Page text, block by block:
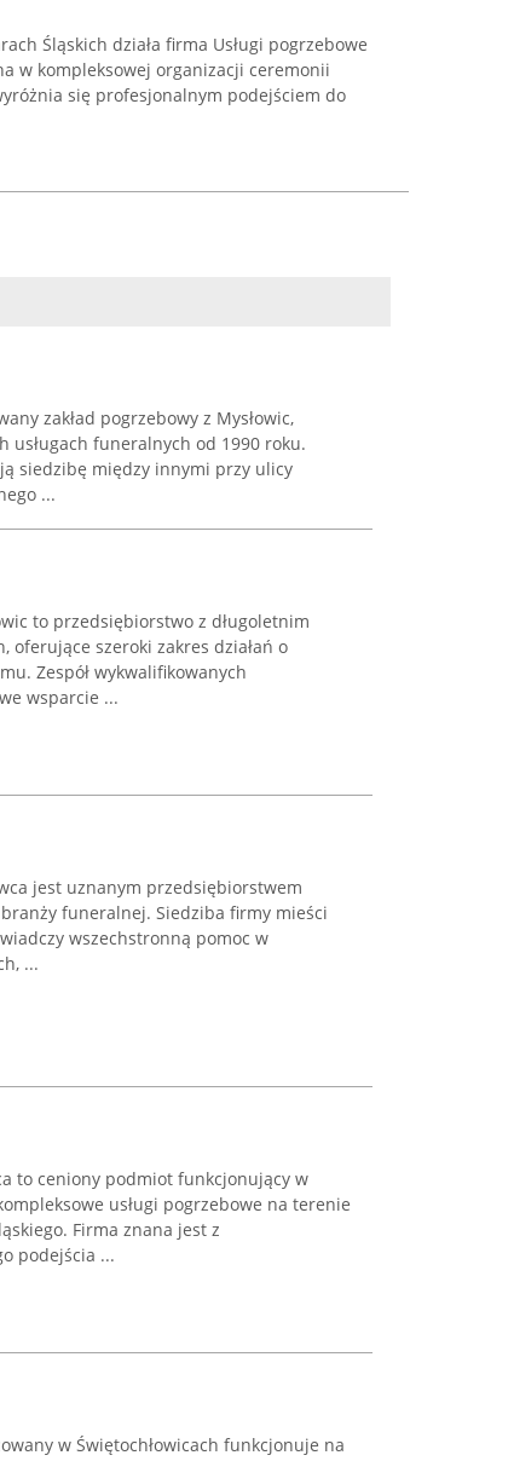
Śląskich działa firma Usługi pogrzebowe
w kompleksowej organizacji ceremonii
się profesjonalnym podejściem do
zakład pogrzebowy z Mysłowic,
usługach funeralnych od 1990 roku.
siedzibę między innymi przy ulicy
...
to przedsiębiorstwo z długoletnim
oferujące szeroki zakres działań o
Zespół wykwalifikowanych
wsparcie ...
jest uznanym przedsiębiorstwem
funeralnej. Siedziba firmy mieści
wszechstronną pomoc w
...
to ceniony podmiot funkcjonujący w
usługi pogrzebowe na terenie
Firma znana jest z
podejścia ...
w Świętochłowicach funkcjonuje na